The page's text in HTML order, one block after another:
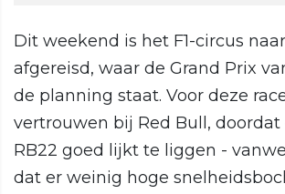
Dit weekend is het F1-circus
afgereisd, waar de Grand Prix
de planning staat. Voor deze
vertrouwen bij Red Bull,
RB22 goed lijkt te liggen -
dat er weinig hoge